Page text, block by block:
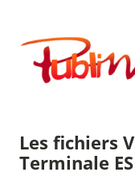
contenu
Publimath
Les fichiers
Terminale